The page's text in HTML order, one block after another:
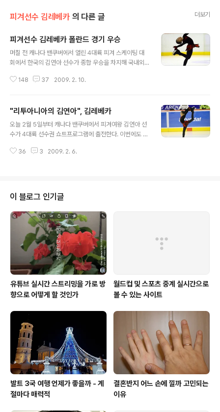
피겨선수 김레베카 의 다른 글 더보기
피겨선수 김레베카 폴란드 경기 우승
며칠 전 캐나다 밴쿠버에서 열린 4대륙 피겨 스케이팅 대
회에서 한국의 김연아 선수가 종합 우승을 차지해 국내외
"리투아니아의 김연아"로 통하는 아직 나이 어린 피겨 스케
에 입문한 레베카는 리투아니아를 비롯한 발트 3국과 인근
국가에 현재 큰 두각을 나타내고 있다. 지난 1월 9일-10일
폴란드 토룬에서 "Nestle Nesquik Cup 2009" 피겨
세까지 참가하는 "Novice" 부문에서 김레베카 선수가 종
148 37 2009. 2. 10.
"리투아니아의 김연아", 김레베카
오늘 2월 5일부터 캐나다 밴쿠버에서 피겨여왕 김연아 선
수가 4대륙 선수권 쇼트프로그램에 출전한다. 이번에도 좋
해 "리투아니아의 김연아"로 통하는 어린이 피겨 스케이팅
받고 있는 유망주이다. 최근 레베카가 동료들과 함께 체력
단련을 하는 모습을 지켜볼 수 있었다. 단련 시간을 기다리
는 동안인데도 이들 어린이 피겨 스케이팅 선수는 복도에
서 끊임 없이 몸을 풀고 있었다. 시간이 좀 지나자 이들은
무슨 놀이를 시작했다. 어린이 피겨 스케이팅 선수는 무슨
놀이를 하까 궁금해졌다. 물어보니..
36 3 2009. 2. 6.
이 블로그 인기글
유튜브 실시간 스트리밍을 가로 방
향으로 어떻게 할 것인가
월드컵 및 스포츠 중계 실시간으로
볼 수 있는 사이트
발트 3국 여행 언제가 좋을까 - 계
절마다 매력적
결혼반지 어느 손에 낄까 고민되는
이유